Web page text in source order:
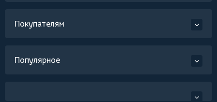
Покупателям
Популярное